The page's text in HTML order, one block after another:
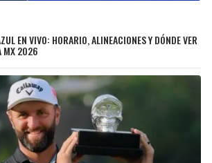
EN VIVO: HORARIO, ALINEACIONES Y DÓNDE VER
MX 2026